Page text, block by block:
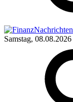
Samstag, 08.08.2026